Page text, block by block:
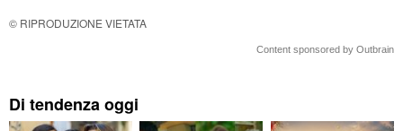
© RIPRODUZIONE VIETATA
Content sponsored by Outbrain
Di tendenza oggi